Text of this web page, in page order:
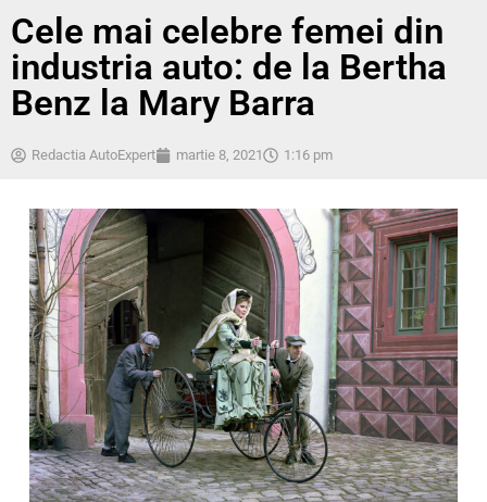
Cele mai celebre femei din
industria auto: de la Bertha
Benz la Mary Barra
Redactia AutoExpert martie 8, 2021 1:16 pm